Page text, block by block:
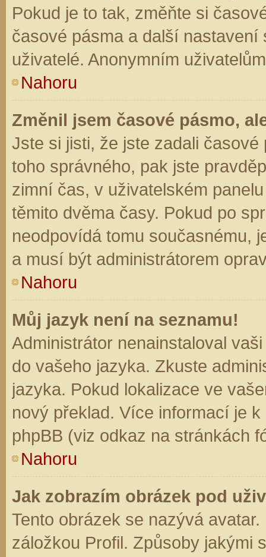
Pokud je to tak, změňte si
časové pásma a další
uživatelé. Anonymním
Nahoru
Změnil jsem časové pásmo,
Jste si jisti, že jste zadali
toho správného, pak jste
zimní čas, v uživatelském
těmito dvěma časy. Pokud po
neodpovídá tomu současnému,
a musí být administrátorem
Nahoru
Můj jazyk není na seznamu!
Administrátor nenainstaloval
do vašeho jazyka. Zkuste
jazyka. Pokud lokalizace ve
nový překlad. Více informací je
phpBB (viz odkaz na stránkách
Nahoru
Jak zobrazím obrázek pod
Tento obrázek se nazývá
záložkou Profil. Způsoby jakými